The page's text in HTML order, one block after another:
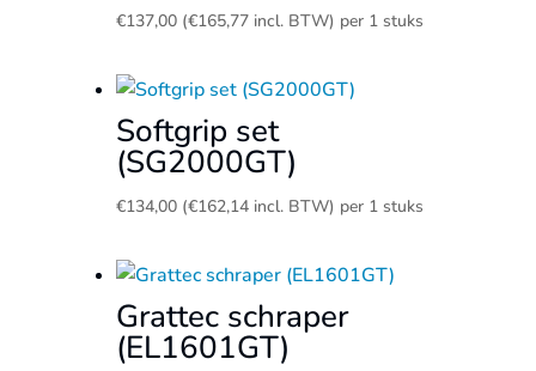
€137,00 (€165,77incl. BTW) per 1 stuks
Softgrip set
(SG2000GT)
€134,00 (€162,14incl. BTW) per 1 stuks
Grattec schraper
(EL1601GT)